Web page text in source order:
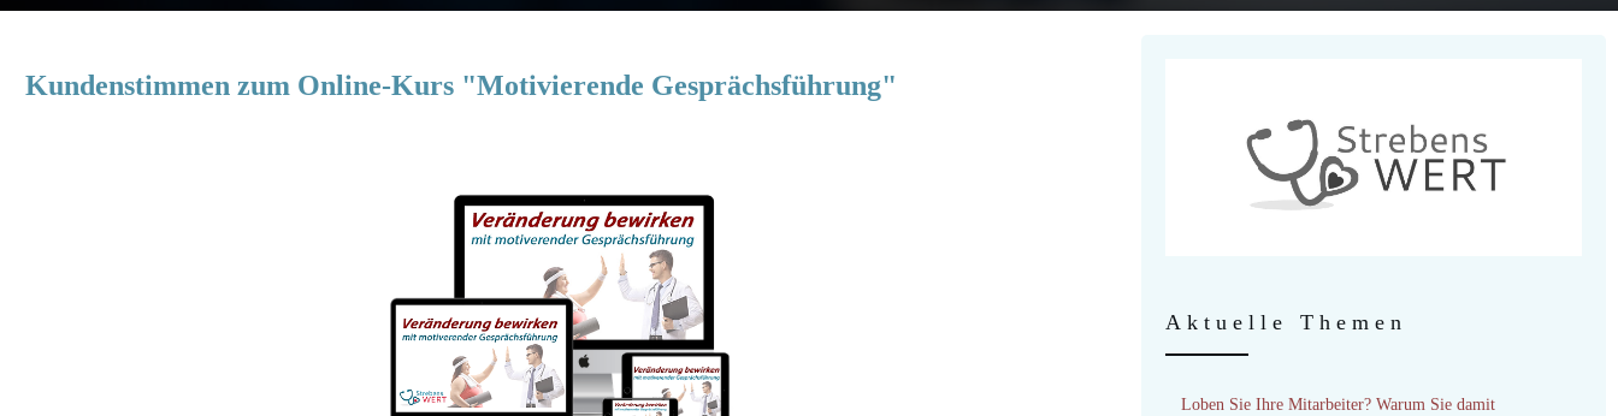
Kundenstimmen zum Online-Kurs "Motivierende Gesprächsführung"
Aktuelle Themen
Loben Sie Ihre Mitarbeiter? Warum Sie damit